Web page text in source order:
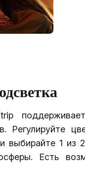
Регулируйте
выбирайте 1 из
Есть